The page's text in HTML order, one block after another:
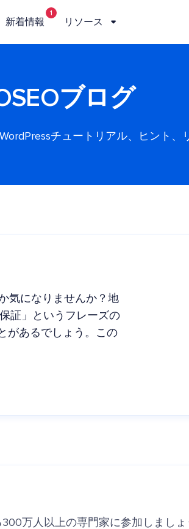
新着情報
1
リソース
ブログ
チュートリアル、ヒント、
気になりませんか？地
証」というフレーズの
があるでしょう。この
万人以上の専門家に参加しましょ